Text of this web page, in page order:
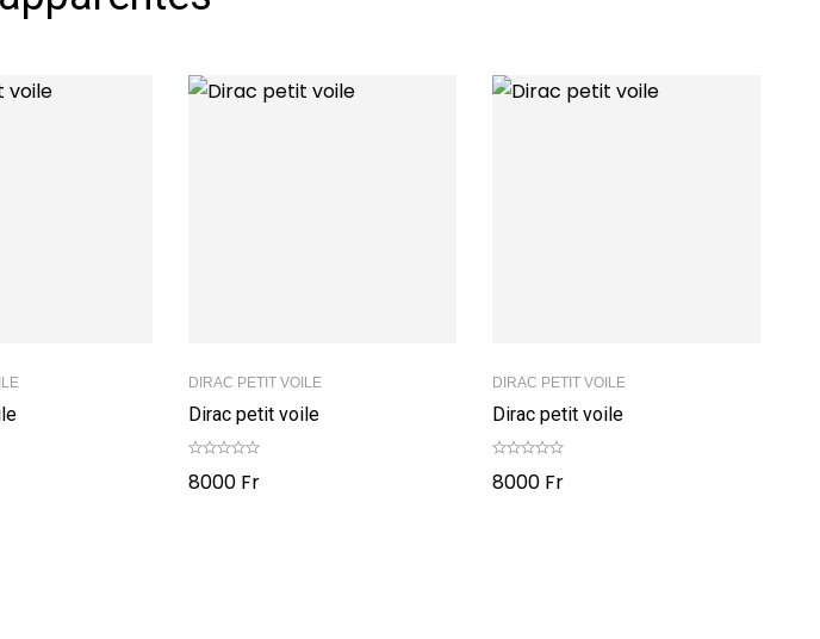
DIRAC PETIT VOILE
Dirac petit voile
8000 Fr
DIRAC PETIT VOILE
Dirac petit voile
8000 Fr